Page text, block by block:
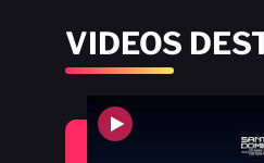
VIDEOS